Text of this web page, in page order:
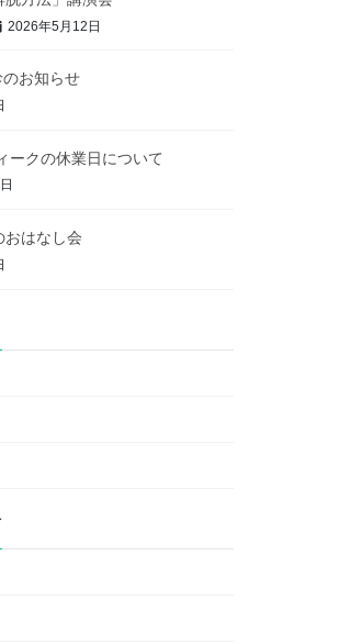
2026年5月12日
お知らせ
ークの休業日について
はなし会